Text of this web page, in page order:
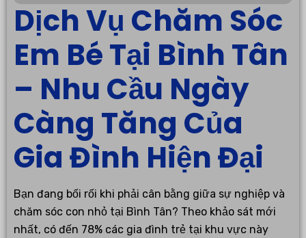
Dịch Vụ Chăm Sóc
Em Bé Tại Bình Tân
– Nhu Cầu Ngày
Càng Tăng Của
Gia Đình Hiện Đại
Bạn đang bối rối khi phải cân bằng giữa sự nghiệp và
chăm sóc con nhỏ tại Bình Tân? Theo khảo sát mới
nhất, có đến 78% các gia đình trẻ tại khu vực này